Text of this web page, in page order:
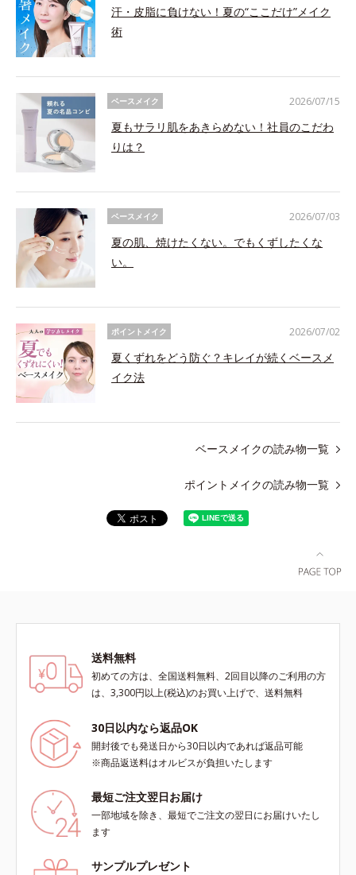
汗・皮脂に負けない！夏の“ここだけ”メイク
術
ベースメイク
夏もサラリ肌をあきらめない！社員のこだわ
りは？
2026/07/15
ベースメイク
夏の肌、焼けたくない。でもくずしたくな
い。
2026/07/03
ポイントメイク
夏くずれをどう防ぐ？キレイが続くベースメ
イク法
2026/07/02
ベースメイクの読み物一覧
ポイントメイクの読み物一覧
送料無料
初めての方は、全国送料無料、2回目以降のご利用の方
は、3,300円以上(税込)のお買い上げで、送料無料
30日以内なら返品OK
開封後でも発送日から30日以内であれば返品可能
※商品返送料はオルビスが負担いたします
最短ご注文翌日お届け
一部地域を除き、最短でご注文の翌日にお届けいたし
ます
サンプルプレゼント